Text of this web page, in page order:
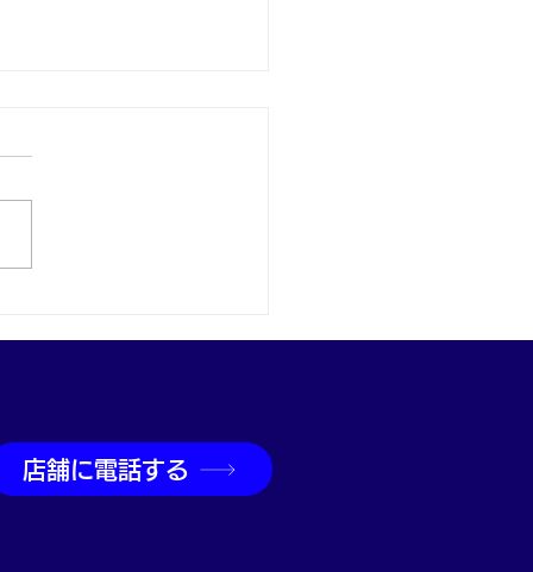
庫駅前店
店舗に電話する